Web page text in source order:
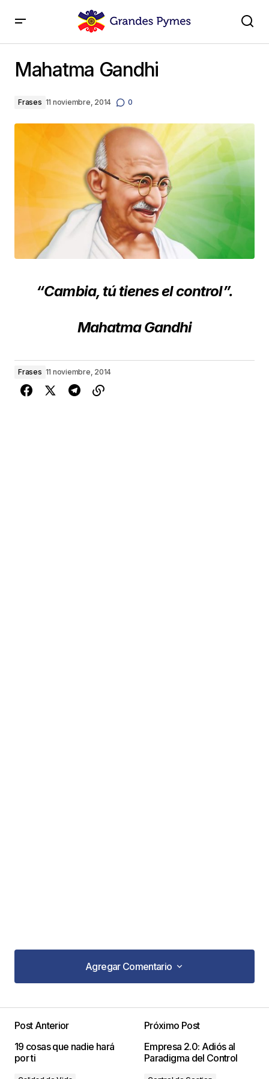
Mahatma Gandhi
Frases 11 noviembre, 2014 0
“Cambia, tú tienes el control”.
Mahatma Gandhi
Frases 11 noviembre, 2014
Agregar Comentario
Agregar Comentario
publicada. Los campos obligatorios están
marcados con
Post Anterior
19 cosas que nadie hará
por ti
Próximo Post
Empresa 2.0: Adiós al
Paradigma del Control